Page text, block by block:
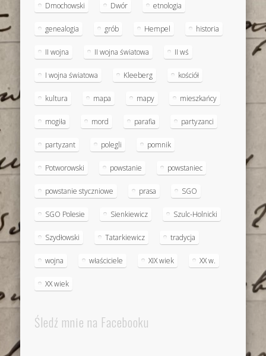
Dmochowski Dwór etnologia
genealogia grób Hempel historia
II wojna II wojna światowa II wś
I wojna światowa Kleeberg kościół
kultura mapa mapy mieszkańcy
mogiła mord parafia partyzanci
partyzant polegli pomnik
Potworowski powstanie powstaniec
powstanie styczniowe prasa SGO
SGO Polesie Sienkiewicz Szulc-Holnicki
Szydłowski Tatarkiewicz tradycja
wojna właściciele XIX wiek XX w.
XX wiek
Śledź mnie na Facebooku